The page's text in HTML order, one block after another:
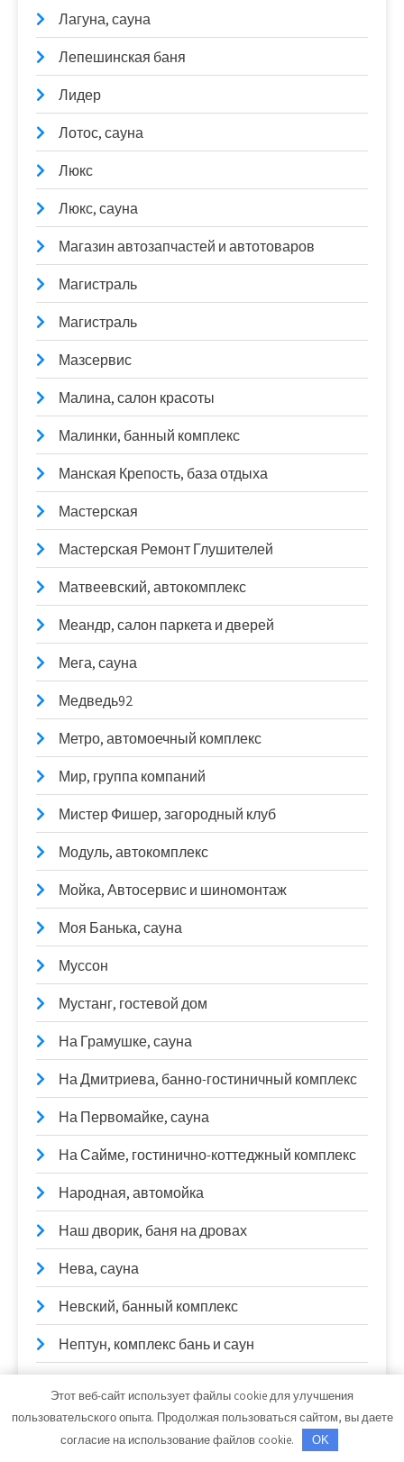
Лагуна, сауна
Лепешинская баня
Лидер
Лотос, сауна
Люкс
Люкс, сауна
Магазин автозапчастей и автотоваров
Магистраль
Магистраль
Мазсервис
Малина, салон красоты
Малинки, банный комплекс
Манская Крепость, база отдыха
Мастерская
Мастерская Ремонт Глушителей
Матвеевский, автокомплекс
Меандр, салон паркета и дверей
Мега, сауна
Медведь92
Метро, автомоечный комплекс
Мир, группа компаний
Мистер Фишер, загородный клуб
Модуль, автокомплекс
Мойка, Автосервис и шиномонтаж
Моя Банька, сауна
Муссон
Мустанг, гостевой дом
На Грамушке, сауна
На Дмитриева, банно-гостиничный комплекс
На Первомайке, сауна
На Сайме, гостинично-коттеджный комплекс
Народная, автомойка
Наш дворик, баня на дровах
Нева, сауна
Невский, банный комплекс
Нептун, комплекс бань и саун
Ниагара, сауна
Этот веб-сайт использует файлы cookie для улучшения
пользовательского опыта. Продолжая пользоваться сайтом, вы даете
согласие на использование файлов cookie.
OK